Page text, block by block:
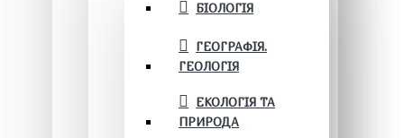
БІОЛОГІЯ
ГЕОГРАФІЯ.
ГЕОЛОГІЯ
ЕКОЛОГІЯ ТА
ПРИРОДА